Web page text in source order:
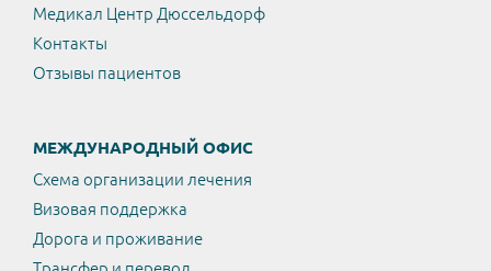
Медикал Центр Дюссельдорф
Контакты
Отзывы пациентов
МЕЖДУНАРОДНЫЙ ОФИС
Схема организации лечения
Визовая поддержка
Дорога и проживание